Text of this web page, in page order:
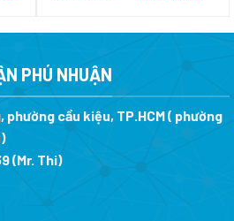
₫.
là:
7.680.000 ₫.là:
PHÚ NHUẬN
cầu kiệu, TP.HCM ( phường
(Mr. Thi)